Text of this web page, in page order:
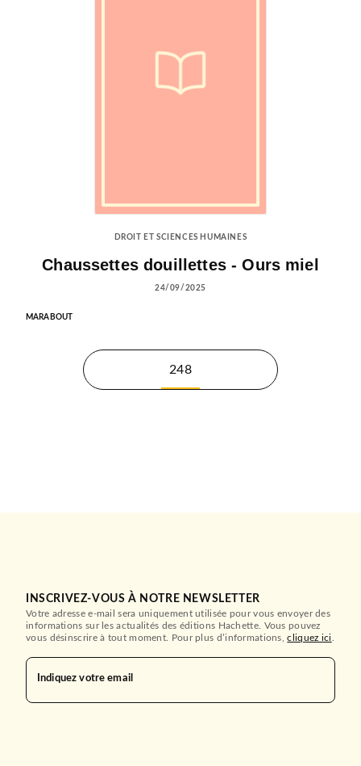
DROIT ET SCIENCES HUMAINES
Chaussettes douillettes - Ours miel
24/09/2025
MARABOUT
248
INSCRIVEZ-VOUS À NOTRE NEWSLETTER
Votre adresse e-mail sera uniquement utilisée pour vous envoyer des
informations sur les actualités des éditions Hachette. Vous pouvez
vous désinscrire à tout moment. Pour plus d’informations,cliquez ici
Indiquez votre email